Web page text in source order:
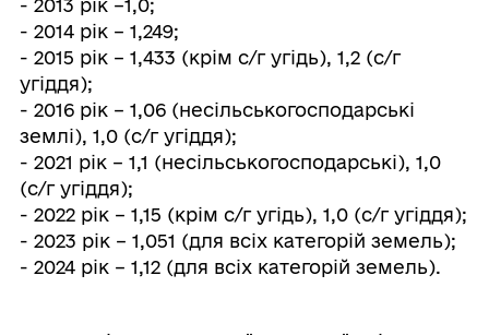
- 2013 рік –1,0;
- 2014 рік – 1,249;
- 2015 рік – 1,433 (крім с/г угідь), 1,2 (с/г
угіддя);
- 2016 рік – 1,06 (несільськогосподарські
землі), 1,0 (с/г угіддя);
- 2021 рік – 1,1 (несільськогосподарські), 1,0
(с/г угіддя);
- 2022 рік – 1,15 (крім с/г угідь), 1,0 (с/г угіддя);
- 2023 рік – 1,051 (для всіх категорій земель);
- 2024 рік – 1,12 (для всіх категорій земель).